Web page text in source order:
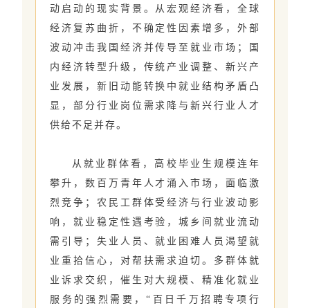
动启动的现实背景。从宏观经济看，全球
经济复苏曲折，不确定性因素增多，外部
波动冲击我国经济并传导至就业市场；国
内经济转型升级，传统产业调整、新兴产
业发展，新旧动能转换中就业结构矛盾凸
显，部分行业岗位需求降与新兴行业人才
供给不足并存。
从就业群体看，高校毕业生规模连年
攀升，数百万青年人才涌入市场，面临激
烈竞争；农民工群体受经济与行业波动影
响，就业稳定性遇考验，城乡间就业流动
需引导；失业人员、就业困难人员渴望就
业重拾信心，对帮扶需求迫切。多群体就
业诉求交织，催生对大规模、精准化就业
服务的强烈需要，“百日千万招聘专项行